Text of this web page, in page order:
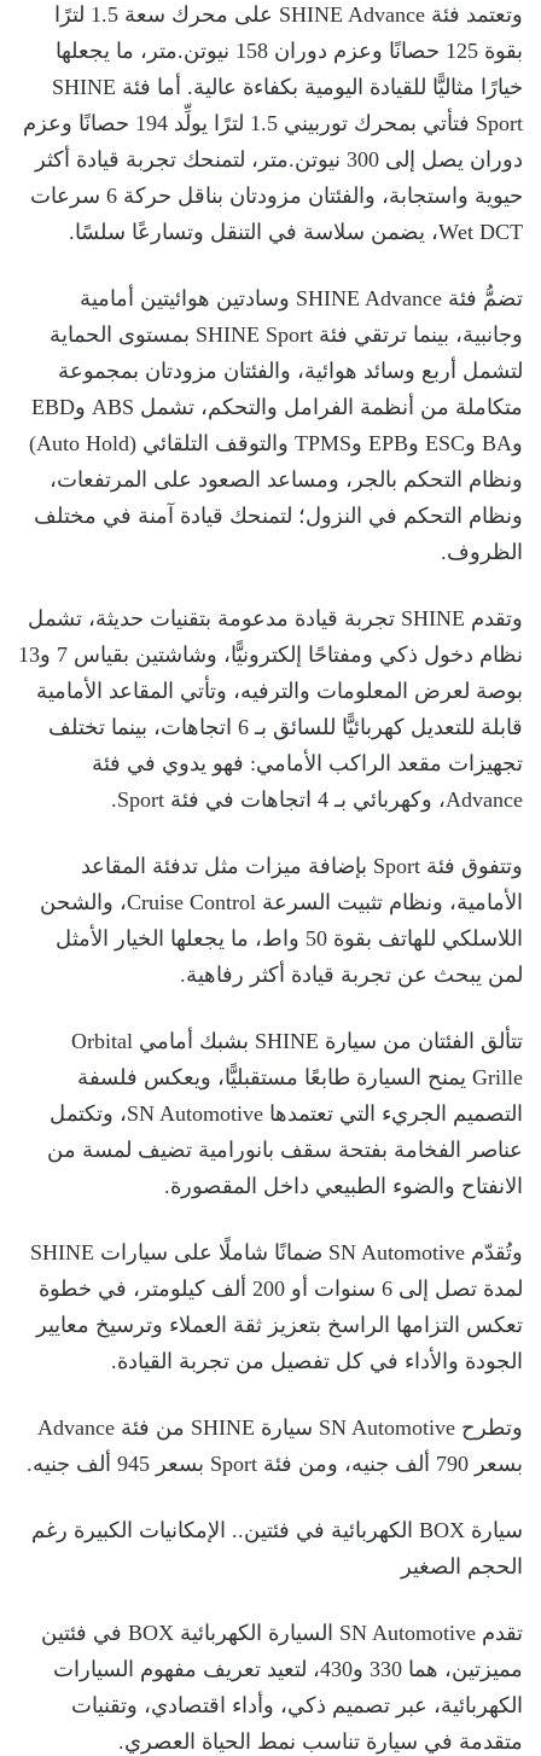
وتعتمد فئة SHINE Advance على محرك سعة 1.5 لترًا
بقوة 125 حصانًا وعزم دوران 158 نيوتن.متر، ما يجعلها
خيارًا مثاليًّا للقيادة اليومية بكفاءة عالية. أما فئة SHINE
Sport فتأتي بمحرك توربيني 1.5 لترًا يولِّد 194 حصانًا وعزم
دوران يصل إلى 300 نيوتن.متر، لتمنحك تجربة قيادة أكثر
حيوية واستجابة، والفئتان مزودتان بناقل حركة 6 سرعات
Wet DCT، يضمن سلاسة في التنقل وتسارعًا سلسًا.
تضمُّ فئة SHINE Advance وسادتين هوائيتين أمامية
وجانبية، بينما ترتقي فئة SHINE Sport بمستوى الحماية
لتشمل أربع وسائد هوائية، والفئتان مزودتان بمجموعة
متكاملة من أنظمة الفرامل والتحكم، تشمل ABS وEBD
وBA وESC وEPB وTPMS والتوقف التلقائي (Auto Hold)
ونظام التحكم بالجر، ومساعد الصعود على المرتفعات،
ونظام التحكم في النزول؛ لتمنحك قيادة آمنة في مختلف
الظروف.
وتقدم SHINE تجربة قيادة مدعومة بتقنيات حديثة، تشمل
نظام دخول ذكي ومفتاحًا إلكترونيًّا، وشاشتين بقياس 7 و13
بوصة لعرض المعلومات والترفيه، وتأتي المقاعد الأمامية
قابلة للتعديل كهربائيًّا للسائق بـ 6 اتجاهات، بينما تختلف
تجهيزات مقعد الراكب الأمامي: فهو يدوي في فئة
Advance، وكهربائي بـ 4 اتجاهات في فئة Sport.
وتتفوق فئة Sport بإضافة ميزات مثل تدفئة المقاعد
الأمامية، ونظام تثبيت السرعة Cruise Control، والشحن
اللاسلكي للهاتف بقوة 50 واط، ما يجعلها الخيار الأمثل
لمن يبحث عن تجربة قيادة أكثر رفاهية.
تتألق الفئتان من سيارة SHINE بشبك أمامي Orbital
Grille يمنح السيارة طابعًا مستقبليًّا، ويعكس فلسفة
التصميم الجريء التي تعتمدها SN Automotive، وتكتمل
عناصر الفخامة بفتحة سقف بانورامية تضيف لمسة من
الانفتاح والضوء الطبيعي داخل المقصورة.
وتُقدّم SN Automotive ضمانًا شاملًا على سيارات SHINE
لمدة تصل إلى 6 سنوات أو 200 ألف كيلومتر، في خطوة
تعكس التزامها الراسخ بتعزيز ثقة العملاء وترسيخ معايير
الجودة والأداء في كل تفصيل من تجربة القيادة.
وتطرح SN Automotive سيارة SHINE من فئة Advance
بسعر 790 ألف جنيه، ومن فئة Sport بسعر 945 ألف جنيه.
سيارة BOX الكهربائية في فئتين.. الإمكانيات الكبيرة رغم
الحجم الصغير
تقدم SN Automotive السيارة الكهربائية BOX في فئتين
مميزتين، هما 330 و430، لتعيد تعريف مفهوم السيارات
الكهربائية، عبر تصميم ذكي، وأداء اقتصادي، وتقنيات
متقدمة في سيارة تناسب نمط الحياة العصري.